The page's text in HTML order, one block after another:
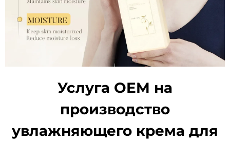
Услуга OEM на
производство
увлажняющего крема для